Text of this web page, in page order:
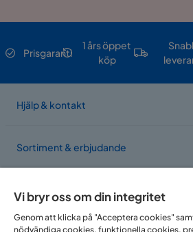
Prisgaranti
1 års öppet
köp
Hjälp & kontakt
Sortiment & erbjudande
Vi bryr oss om din integritet
Genom att klicka på "Acceptera cookies"
nödvändiga cookies, funktionella cookies,